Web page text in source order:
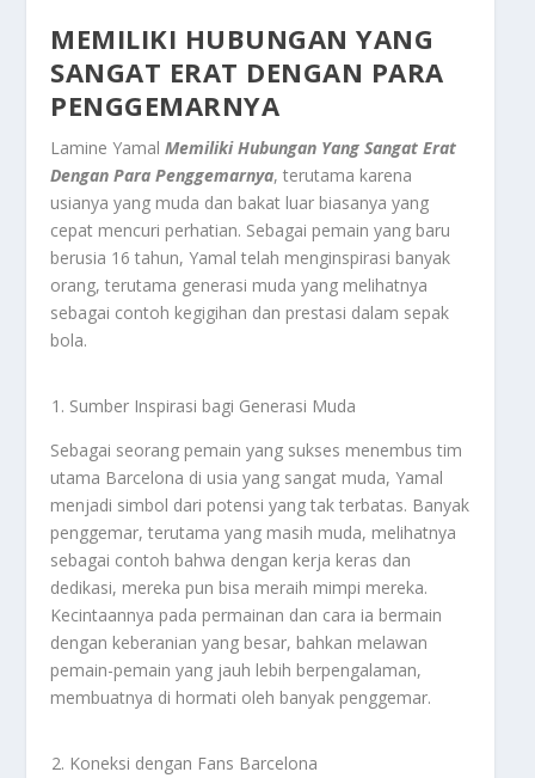
MEMILIKI HUBUNGAN YANG
SANGAT ERAT DENGAN PARA
PENGGEMARNYA
Lamine YamalMemiliki Hubungan Yang Sangat Erat
Dengan Para Penggemarnya, terutama karena
usianya yang muda dan bakat luar biasanya yang
cepat mencuri perhatian. Sebagai pemain yang baru
berusia 16 tahun, Yamal telah menginspirasi banyak
orang, terutama generasi muda yang melihatnya
sebagai contoh kegigihan dan prestasi dalam sepak
bola.
Sumber Inspirasi bagi Generasi Muda
Sebagai seorang pemain yang sukses menembus tim
utama Barcelona di usia yang sangat muda, Yamal
menjadi simbol dari potensi yang tak terbatas. Banyak
penggemar, terutama yang masih muda, melihatnya
sebagai contoh bahwa dengan kerja keras dan
dedikasi, mereka pun bisa meraih mimpi mereka.
Kecintaannya pada permainan dan cara ia bermain
dengan keberanian yang besar, bahkan melawan
pemain-pemain yang jauh lebih berpengalaman,
membuatnya di hormati oleh banyak penggemar.
Koneksi dengan Fans Barcelona